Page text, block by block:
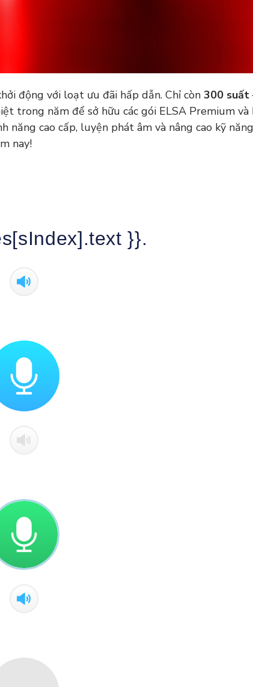
động với loạt ưu đãi hấp dẫn. Chỉ còn 300 suất
trong năm để sở hữu các gói ELSA Premium và
cao cấp, luyện phát âm và nâng cao kỹ
nay!
}}.